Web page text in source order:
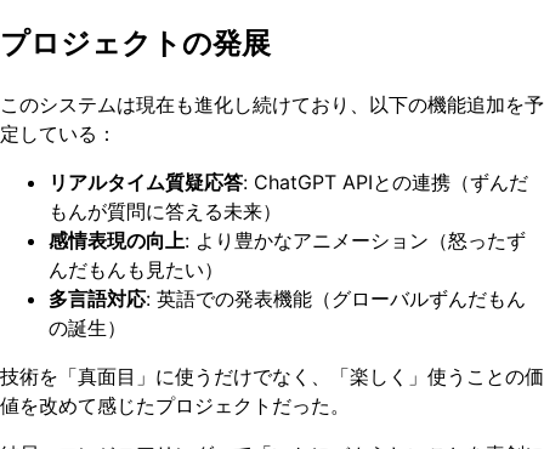
プロジェクトの発展
このシステムは現在も進化し続けており、以下の機能追加を予
定している：
リアルタイム質疑応答: ChatGPT APIとの連携（ずんだ
もんが質問に答える未来）
感情表現の向上: より豊かなアニメーション（怒ったず
んだもんも見たい）
多言語対応: 英語での発表機能（グローバルずんだもん
の誕生）
技術を「真面目」に使うだけでなく、「楽しく」使うことの価
値を改めて感じたプロジェクトだった。